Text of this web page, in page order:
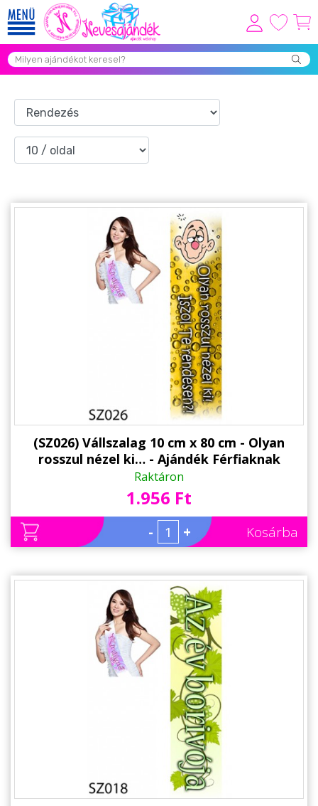
Viszonteladóknak
Grill Party Kellékek ❤️
Egyedi Ajándékok Rendelés
Vicces Pólók
Szerelmes Ajándékok ❤
Budapest Ajándéktárgyak
Szülinapi ajándékok
Ajándék Gyerekeknek
Családtagoknak
Névnapi ajándékok
Sport/Hobbi szerint
Állatos ajándéktárgyak
(SZ026) Vállszalag 10 cm x 80 cm - Olyan
rosszul nézel ki… - Ajándék Férfiaknak
Raktáron
1.956 Ft
- + Kosárba